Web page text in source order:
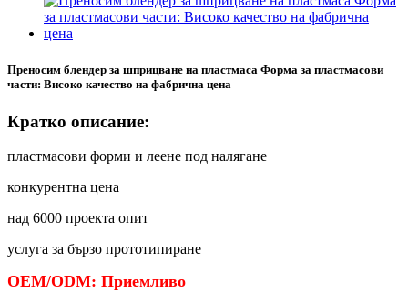
Преносим блендер за шприцване на пластмаса Форма за пластмасови
части: Високо качество на фабрична цена
Кратко описание:
пластмасови форми и леене под налягане
конкурентна цена
над 6000 проекта опит
услуга за бързо прототипиране
OEM/ODM: Приемливо